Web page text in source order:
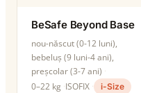
BeSafe Beyond Base
nou-născut (0-12 luni),
bebeluș (9 luni-4 ani),
preșcolar (3-7 ani)
0–22 kg ISOFIX i-Size